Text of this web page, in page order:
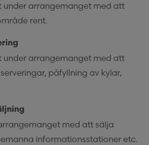
under arrangemanget med att
rent.
under arrangemanget med att
påfyllning av kylar,
med att sälja
informationsstationer etc.